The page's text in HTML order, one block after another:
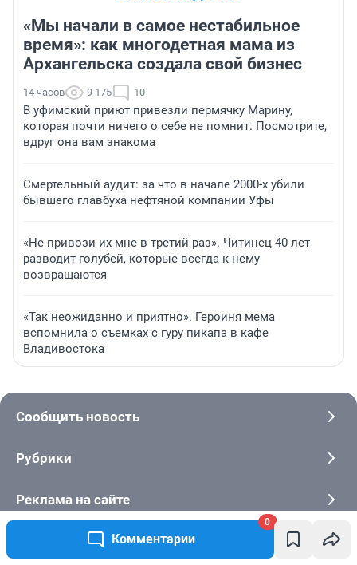
Комментарии
0
«Мы начали в самое нестабильное
время»: как многодетная мама из
Архангельска создала свой бизнес
14 часов 9 175 10
В уфимский приют привезли пермячку Марину,
которая почти ничего о себе не помнит. Посмотрите,
вдруг она вам знакома
Смертельный аудит: за что в начале 2000-х убили
бывшего главбуха нефтяной компании Уфы
«Не привози их мне в третий раз». Читинец 40 лет
разводит голубей, которые всегда к нему
возвращаются
«Так неожиданно и приятно». Героиня мема
вспомнила о съемках с гуру пикапа в кафе
Владивостока
Сообщить новость
Рубрики
Реклама на сайте
О компании